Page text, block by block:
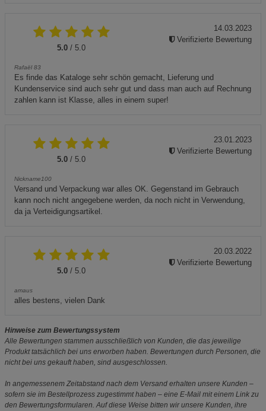
5.0 / 5.0
Rafaël 83
Es finde das Kataloge sehr schön gemacht, Lieferung und
Kundenservice sind auch sehr gut und dass man auch auf Rechnung
zahlen kann ist Klasse, alles in einem super!
14.03.2023
Verifizierte Bewertung
5.0 / 5.0
Nickname100
Versand und Verpackung war alles OK. Gegenstand im Gebrauch
kann noch nicht angegebene werden, da noch nicht in Verwendung,
da ja Verteidigungsartikel.
23.01.2023
Verifizierte Bewertung
5.0 / 5.0
amaus
alles bestens, vielen Dank
20.03.2022
Verifizierte Bewertung
Hinweise zum Bewertungssystem
Alle Bewertungen stammen ausschließlich von Kunden, die das jeweilige
Produkt tatsächlich bei uns erworben haben. Bewertungen durch Personen, die
nicht bei uns gekauft haben, sind ausgeschlossen.
In angemessenem Zeitabstand nach dem Versand erhalten unsere Kunden –
sofern sie im Bestellprozess zugestimmt haben – eine E-Mail mit einem Link zu
den Bewertungsformularen. Auf diese Weise bitten wir unsere Kunden, ihre